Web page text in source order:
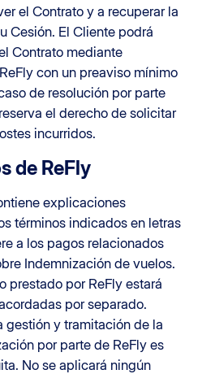
el Contrato y a recuperar la
Cesión. El Cliente podrá
Contrato mediante
con un preaviso mínimo
de resolución por parte
el derecho de solicitar
incurridos.
de ReFly
explicaciones
términos indicados en letras
a los pagos relacionados
Indemnización de vuelos.
prestado por ReFly estará
por separado.
gestión y tramitación de la
por parte de ReFly es
No se aplicará ningún